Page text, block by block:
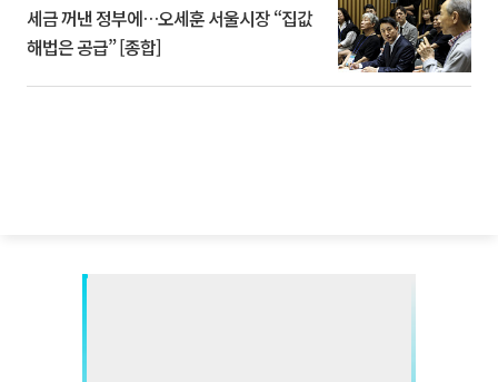
세금 꺼낸 정부에…오세훈 서울시장 “집값
해법은 공급” [종합]